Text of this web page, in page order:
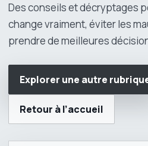
Des conseils et décryptages
change vraiment, éviter les
prendre de meilleures
Explorer une autre
Retour à l’accueil